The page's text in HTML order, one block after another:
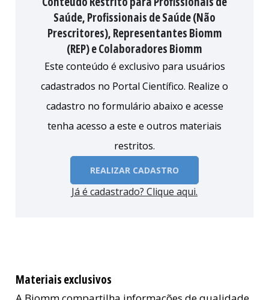
Saúde, Profissionais de Saúde (Não
Prescritores), Representantes Biomm
(REP) e Colaboradores Biomm
Este conteúdo é exclusivo para usuários
cadastrados no Portal Científico. Realize o
cadastro no formulário abaixo e acesse
tenha acesso a este e outros materiais
restritos.
REALIZAR CADASTRO
Já é cadastrado? Clique aqui.
Materiais exclusivos